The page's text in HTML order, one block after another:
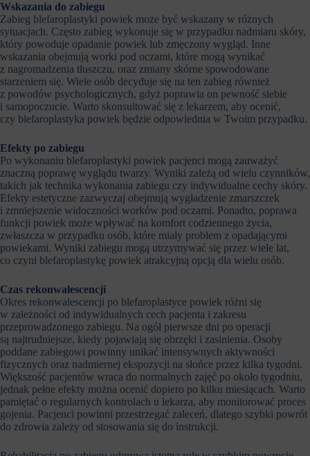
Wskazania do zabiegu
Zabieg blefaroplastyki powiek może być wskazany w różnych
sytuacjach. Często zabieg wykonuje się w przypadku nadmiaru skóry,
który powoduje opadanie powiek lub zmęczony wygląd. Inne
wskazania obejmują worki pod oczami, które mogą wynikać
z nagromadzenia tłuszczu, oraz zmiany skórne spowodowane
starzeniem się. Wiele osób decyduje się na ten zabieg również
z powodów psychologicznych, gdyż poprawia on pewność siebie
i samopoczucie. Warto skonsultować się z lekarzem, aby ocenić,
czy blefaroplastyka powiek będzie odpowiednia w Twoim przypadku.
Efekty po zabiegu
Po wykonaniu blefaroplastyki powiek pacjenci mogą zauważyć
znaczną poprawę wyglądu twarzy. Wyniki zależą od wielu czynników,
takich jak technika wykonania zabiegu czy indywidualne cechy skóry.
Efekty estetyczne zazwyczaj obejmują wygładzenie zmarszczek
i zmniejszenie widoczności worków pod oczami. Ponadto, poprawa
funkcji powiek może wpływać na komfort codziennego życia,
zwłaszcza w przypadku osób, które miały problem z opadającymi
powiekami. Wyniki zabiegu mogą utrzymywać się przez wiele lat,
co czyni blefaroplastykę powiek atrakcyjną opcją dla wielu osób.
Czas rekonwalescencji
Okres rekonwalescencji po blefaroplastyce powiek różni się
w zależności od indywidualnych cech pacjenta i zakresu
przeprowadzonego zabiegu. Na ogół pierwsze dni po operacji
są najtrudniejsze, kiedy pojawiają się obrzęki i zasinienia. Osoby
poddane zabiegowi powinny unikać intensywnych aktywności
fizycznych oraz nadmiernej ekspozycji na słońce przez kilka tygodni.
Większość pacjentów wraca do normalnych zajęć po około tygodniu,
jednak pełne efekty można ocenić dopiero po kilku miesiącach. Warto
pamiętać o regularnych kontrolach u lekarza, aby monitorować proces
gojenia. Pacjenci powinni przestrzegać zaleceń, dlatego szybki powrót
do zdrowia zależy od stosowania się do instrukcji.